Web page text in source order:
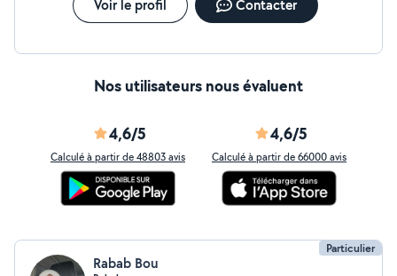
Voir le profil Contacter
Nos utilisateurs nous évaluent
4,6/5
Calculé à partir de 48803 avis
4,6/5
Calculé à partir de 66000 avis
Particulier
Rabab Bou